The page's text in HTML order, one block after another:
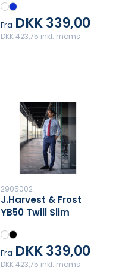
Fra DKK 339,00
DKK 423,75 inkl. moms
2905002
J.Harvest & Frost
YB50 Twill Slim
Fra DKK 339,00
DKK 423,75 inkl. moms